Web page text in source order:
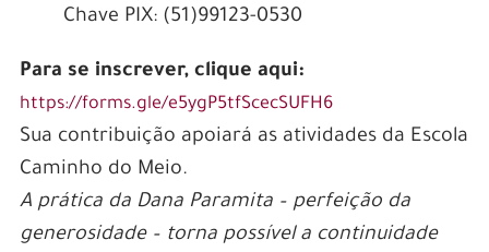
Chave PIX: (51)99123-0530
Para se inscrever, clique aqui:
https://forms.gle/e5ygP5tfScecSUFH6
Sua contribuição apoiará as atividades da Escola
Caminho do Meio.
A prática da Dana Paramita – perfeição da
generosidade – torna possível a continuidade